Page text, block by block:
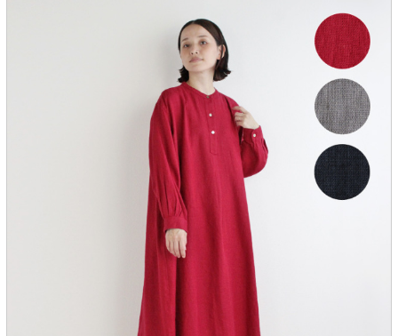
レギンス・インナー
服飾雑貨
全てのアイテム
SALE ITEM
ブランド
マイページ
お買い物カゴ